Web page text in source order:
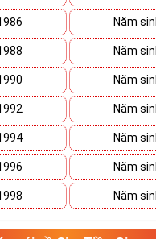
Năm
Năm
Năm
Năm
Năm
Năm
Năm